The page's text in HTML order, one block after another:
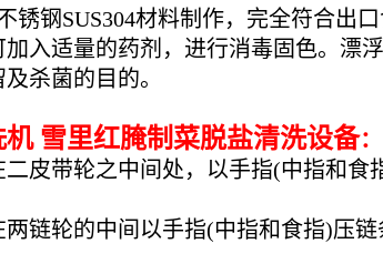
钢SUS304材料制作，完全符合出
入适量的药剂，进行消毒固色。漂
杀菌的目的。
雪里红腌制菜脱盐清洗设备：
皮带轮之中间处，以手指(中指和食
链轮的中间以手指(中指和食指)压